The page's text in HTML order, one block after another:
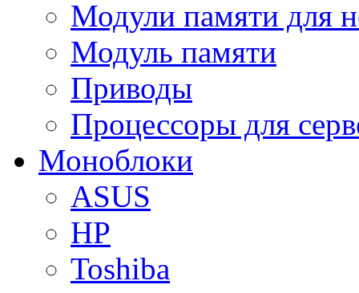
Модули памяти для
Модуль памяти
Приводы
Процессоры для
Моноблоки
ASUS
HP
Toshiba